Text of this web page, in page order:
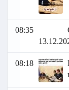
08:35
08:18